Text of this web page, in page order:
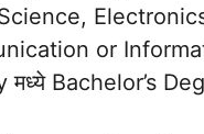
or
मध्ये Bachelor’s